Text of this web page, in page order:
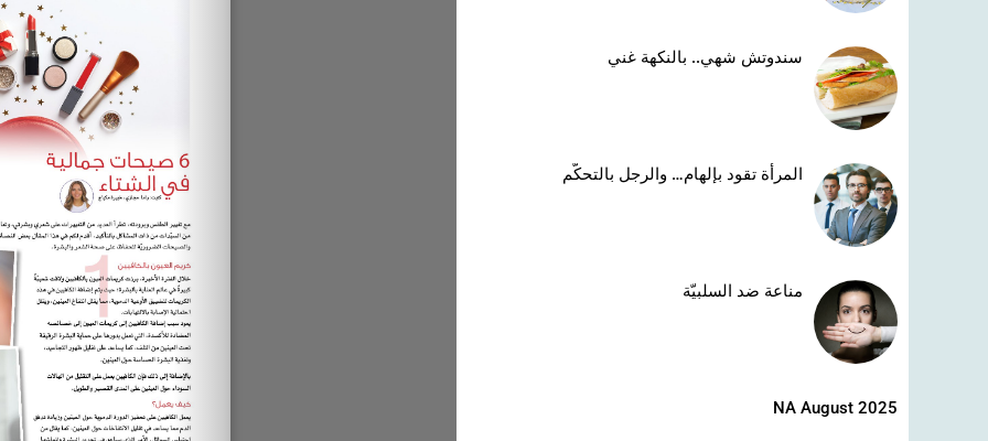
سندوتش شهي.. بالنكهة غني
المرأة تقود بإلهام… والرجل بالتحكّم
مناعة ضد السلبيّة
NA August 2025